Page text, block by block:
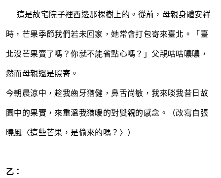
~~~~
這是故宅院子裡西邊那棵樹上的。從前，母親身體安祥
時，芒果季節我們若未回家，她常會打包寄來臺北。「臺
北沒芒果賣了嗎？你就不能省點心嗎？」父親咕咕噥噥，
然而母親還是照寄。
今朝晨涼中，趁我齒牙猶健，鼻舌尚敏，我來啖我昔日故
園中的果實，來重溫我猶暖的對雙親的感念。（改寫自張
曉風〈這些芒果，是偷來的嗎？〉）
乙：